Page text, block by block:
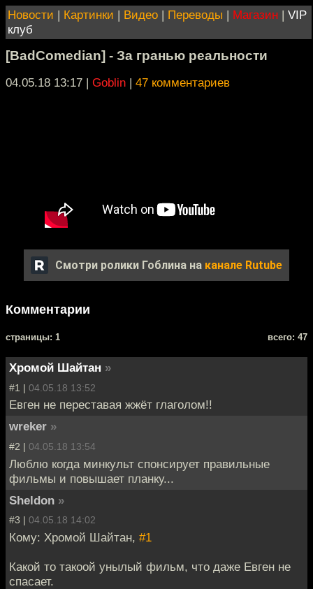
Новости | Картинки | Видео | Переводы | Магазин | VIP
клуб
[BadComedian] - За гранью реальности
04.05.18 13:17 | Goblin | 47 комментариев
Смотри ролики Гоблина на канале Rutube
Комментарии
cтраницы: 1 всего: 47
Хромой Шайтан »
#1 | 04.05.18 13:52
Евген не переставая жжёт глаголом!!
wreker »
#2 | 04.05.18 13:54
Люблю когда минкульт спонсирует правильные
фильмы и повышает планку...
Sheldon »
#3 | 04.05.18 14:02
Кому: Хромой Шайтан, #1
Какой то такоой унылый фильм, что даже Евген не
спасает.